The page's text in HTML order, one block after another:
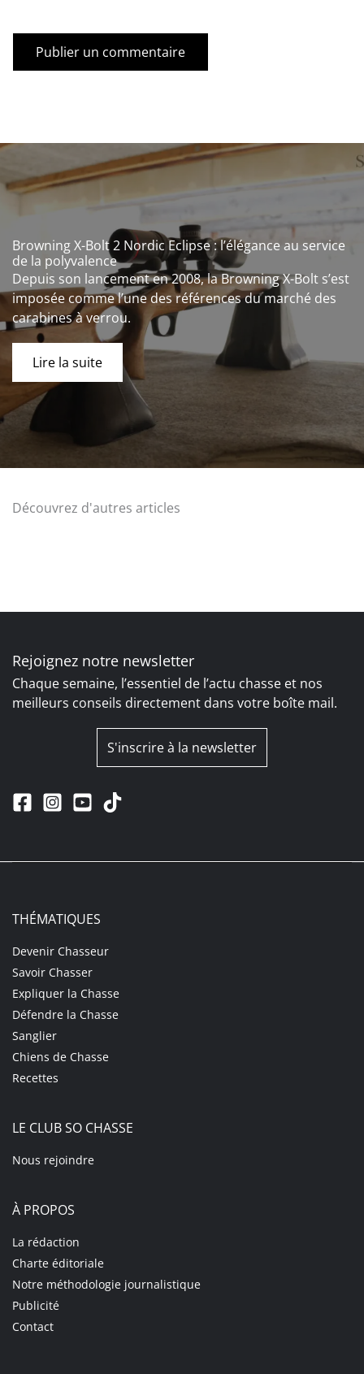
Browning X-Bolt 2 Nordic Eclipse : l’élégance au service
de la polyvalence
Depuis son lancement en 2008, la Browning X-Bolt s’est
imposée comme l’une des références du marché des
carabines à verrou.
Lire la suite
Découvrez d'autres articles
Rejoignez notre newsletter
Chaque semaine, l’essentiel de l’actu chasse et nos
meilleurs conseils directement dans votre boîte mail.
S'inscrire à la newsletter
THÉMATIQUES
Devenir Chasseur
Savoir Chasser
Expliquer la Chasse
Défendre la Chasse
Sanglier
Chiens de Chasse
Recettes
LE CLUB SO CHASSE
Nous rejoindre
À PROPOS
La rédaction
Charte éditoriale
Notre méthodologie journalistique
Publicité
Contact